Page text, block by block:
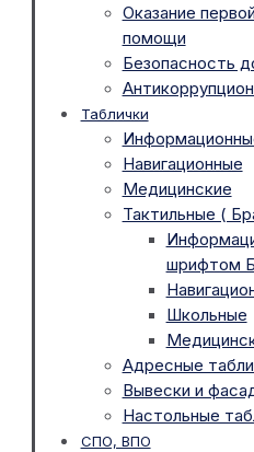
Оказание
помощи
Безопасность
Таблички
Навигационные
Медицинские
Тактильные (
шрифтом
Школьные
Адресные
Вывески и
Настольные
СПО, ВПО